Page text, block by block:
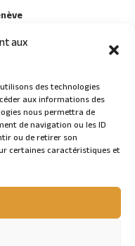
aux
des technologies
aux informations des
nous permettra de
de navigation ou les ID
ou de retirer son
certaines caractéristiques et